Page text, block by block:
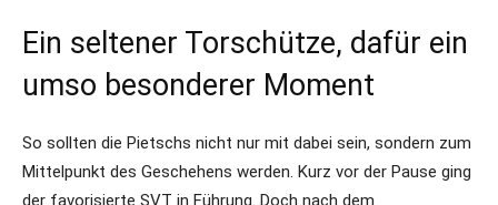
Ein seltener Torschütze, dafür ein
umso besonderer Moment
So sollten die Pietschs nicht nur mit dabei sein, sondern zum
Mittelpunkt des Geschehens werden. Kurz vor der Pause ging
der favorisierte SVT in Führung. Doch nach dem